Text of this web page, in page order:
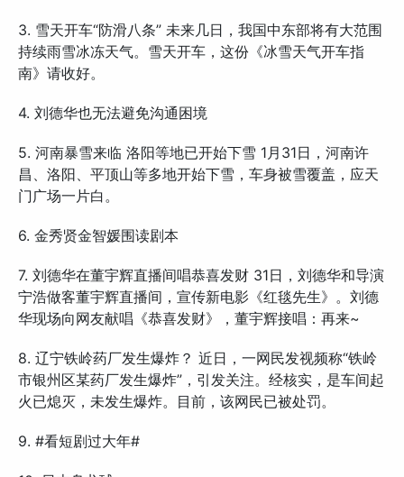
3. 雪天开车“防滑八条” 未来几日，我国中东部将有大范围
持续雨雪冰冻天气。雪天开车，这份《冰雪天气开车指
南》请收好。
4. 刘德华也无法避免沟通困境
5. 河南暴雪来临 洛阳等地已开始下雪 1月31日，河南许
昌、洛阳、平顶山等多地开始下雪，车身被雪覆盖，应天
门广场一片白。
6. 金秀贤金智媛围读剧本
7. 刘德华在董宇辉直播间唱恭喜发财 31日，刘德华和导演
宁浩做客董宇辉直播间，宣传新电影《红毯先生》。刘德
华现场向网友献唱《恭喜发财》，董宇辉接唱：再来~
8. 辽宁铁岭药厂发生爆炸？ 近日，一网民发视频称“铁岭
市银州区某药厂发生爆炸”，引发关注。经核实，是车间起
火已熄灭，未发生爆炸。目前，该网民已被处罚。
9. #看短剧过大年#